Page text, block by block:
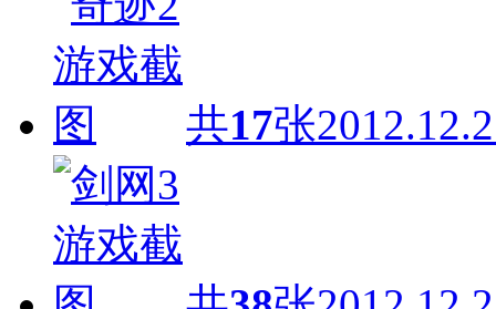
共17张